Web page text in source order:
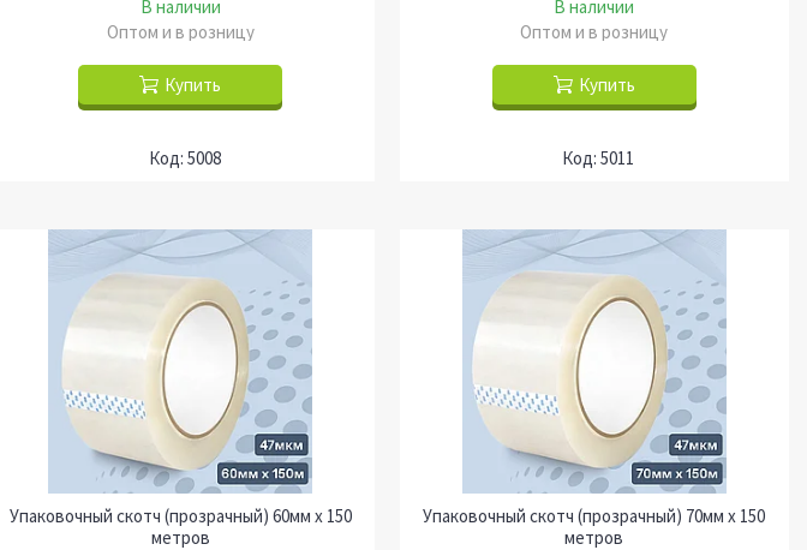
В наличии
Оптом и в розницу
Купить
5008
В наличии
Оптом и в розницу
Купить
5011
Упаковочный скотч (прозрачный) 60мм х 150
метров
Упаковочный скотч (прозрачный) 70мм х 150
метров